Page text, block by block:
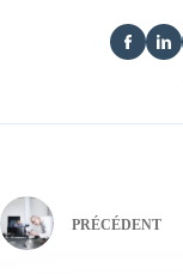
PRÉCÉDENT